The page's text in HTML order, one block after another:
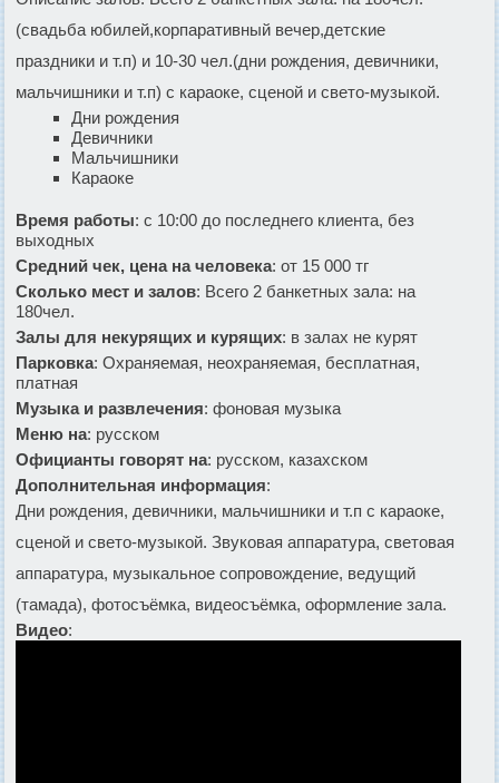
(свадьба юбилей,корпаративный вечер,детские
праздники и т.п) и 10-30 чел.(дни рождения, девичники,
мальчишники и т.п) с караоке, сценой и свето-музыкой.
Дни рождения
Девичники
Мальчишники
Караоке
Время работы: с 10:00 до последнего клиента, без
выходных
Средний чек, цена на человека: от 15 000 тг
Сколько мест и залов: Всего 2 банкетных зала: на
180чел.
Залы для некурящих и курящих: в залах не курят
Парковка: Охраняемая, неохраняемая, бесплатная,
платная
Музыка и развлечения: фоновая музыка
Меню на: русском
Официанты говорят на: русском, казахском
Дополнительная информация:
Дни рождения, девичники, мальчишники и т.п с караоке,
сценой и свето-музыкой. Звуковая аппаратура, световая
аппаратура, музыкальное сопровождение, ведущий
(тамада), фотосъёмка, видеосъёмка, оформление зала.
Видео: